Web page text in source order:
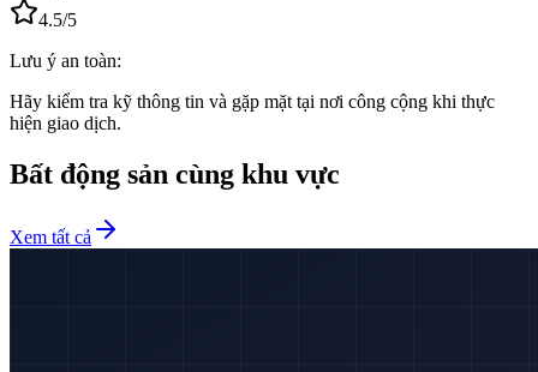
4.5/5
Lưu ý an toàn:
Hãy kiểm tra kỹ thông tin và gặp mặt tại nơi công cộng khi thực
hiện giao dịch.
Bất động sản cùng khu vực
Xem tất cả